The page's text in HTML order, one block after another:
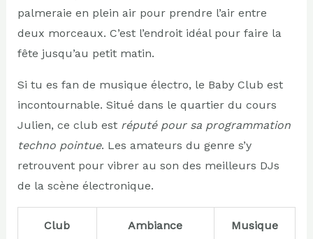
palmeraie en plein air pour prendre l’air entre
deux morceaux. C’est l’endroit idéal pour faire la
fête jusqu’au petit matin.
Si tu es fan de musique électro, le Baby Club est
incontournable. Situé dans le quartier du cours
Julien, ce club est réputé pour sa programmation
techno pointue. Les amateurs du genre s’y
retrouvent pour vibrer au son des meilleurs DJs
de la scène électronique.
Club Ambiance Musique